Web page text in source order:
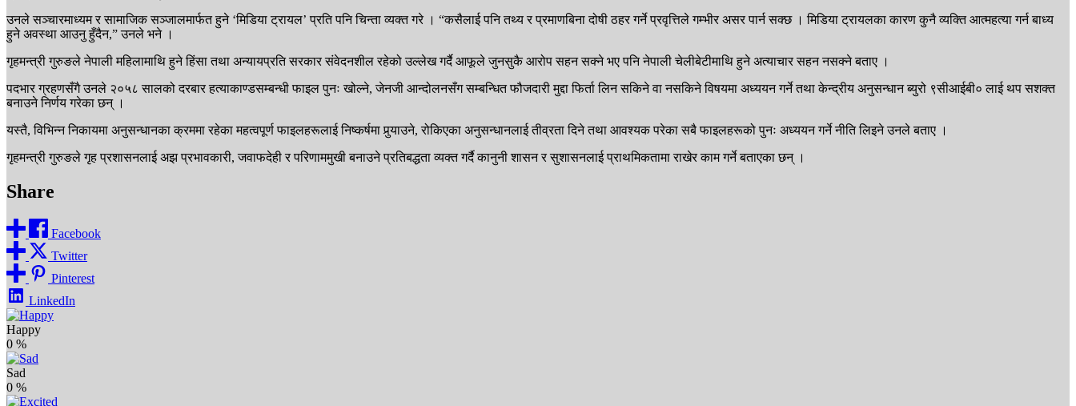
उनले सञ्चारमाध्यम र सामाजिक सञ्जालमार्फत हुने ‘मिडिया ट्रायल’ प्रति पनि चिन्ता व्यक्त गरे । “कसैलाई पनि तथ्य र प्रमाणबिना दोषी ठहर गर्ने प्रवृत्तिले गम्भीर असर पार्न सक्छ । मिडिया ट्रायलका कारण कुनै व्यक्ति आत्महत्या गर्न बाध्य
हुने अवस्था आउनु हुँदैन,” उनले भने ।
गृहमन्त्री गुरुङले नेपाली महिलामाथि हुने हिंसा तथा अन्यायप्रति सरकार संवेदनशील रहेको उल्लेख गर्दै आफूले जुनसुकै आरोप सहन सक्ने भए पनि नेपाली चेलीबेटीमाथि हुने अत्याचार सहन नसक्ने बताए ।
पदभार ग्रहणसँगै उनले २०५८ सालको दरबार हत्याकाण्डसम्बन्धी फाइल पुनः खोल्ने, जेनजी आन्दोलनसँग सम्बन्धित फौजदारी मुद्दा फिर्ता लिन सकिने वा नसकिने विषयमा अध्ययन गर्ने तथा केन्द्रीय अनुसन्धान ब्युरो ९सीआईबी० लाई थप सशक्त
बनाउने निर्णय गरेका छन् ।
यस्तै, विभिन्न निकायमा अनुसन्धानका क्रममा रहेका महत्वपूर्ण फाइलहरूलाई निष्कर्षमा पुर्‍याउने, रोकिएका अनुसन्धानलाई तीव्रता दिने तथा आवश्यक परेका सबै फाइलहरूको पुनः अध्ययन गर्ने नीति लिइने उनले बताए ।
गृहमन्त्री गुरुङले गृह प्रशासनलाई अझ प्रभावकारी, जवाफदेही र परिणाममुखी बनाउने प्रतिबद्धता व्यक्त गर्दै कानुनी शासन र सुशासनलाई प्राथमिकतामा राखेर काम गर्ने बताएका छन् ।
Share
Facebook
Twitter
Pinterest
LinkedIn
Happy
0 %
Sad
0 %